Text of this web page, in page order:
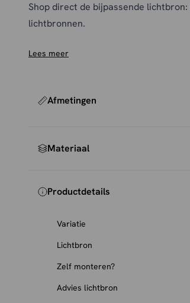
Shop direct de bijpassende lichtbron:
lichtbronnen.
Lees meer
Afmetingen
Materiaal
Productdetails
Variatie
Lichtbron
Zelf monteren?
Advies lichtbron